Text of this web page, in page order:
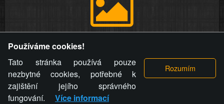
videa a komentáře. Osoba, které se toto opatření provozovatele
stránky týče, ani osoba, která umístila fotografii nebo video na
stránku, nemůže z důvodu odstranění fotografie, videa nebo
komentáře pro výše uvedenou okolnost uplatnit vůči
provozovateli stránky žádný nárok na náhradu škody nebo
nemajetkové újmy.
Používáme cookies!
Tato stránka používá pouze
nezbytné cookies, potřebné k
zajištění jejího správného
fungování.
Více informací